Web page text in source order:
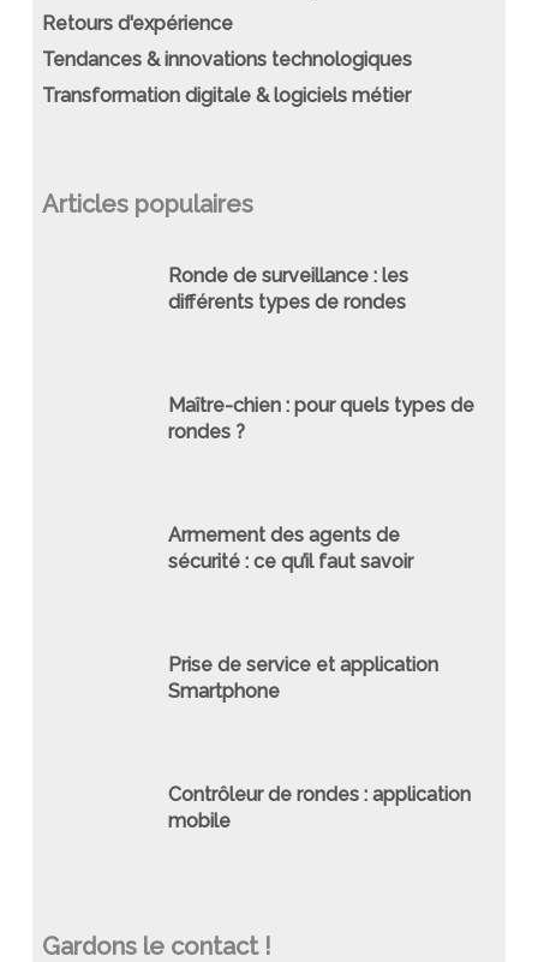
Retours d'expérience
Tendances & innovations technologiques
Transformation digitale & logiciels métier
Articles populaires
Ronde de surveillance : les
différents types de rondes
Maître-chien : pour quels types de
rondes ?
Armement des agents de
sécurité : ce qu’il faut savoir
Prise de service et application
Smartphone
Contrôleur de rondes : application
mobile
Gardons le contact !